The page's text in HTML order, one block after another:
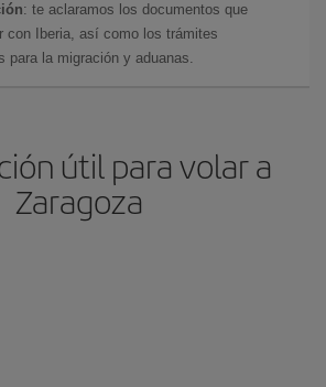
: te aclaramos los documentos que
con Iberia, así como los trámites
para la migración y aduanas.
útil para volar a
Zaragoza